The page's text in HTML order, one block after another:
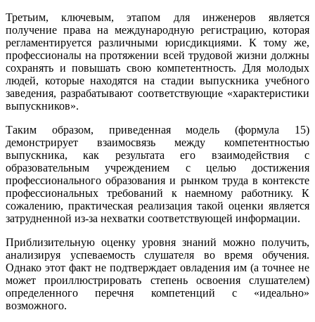
Третьим, ключевым, этапом для инженеров является
получение права на международную регистрацию, которая
регламентируется различными юрисдикциями. К тому же,
профессионалы на протяжении всей трудовой жизни должны
сохранять и повышать свою компетентность. Для молодых
людей, которые находятся на стадии выпускника учебного
заведения, разрабатывают соответствующие «характеристики
выпускников».
Таким образом, приведенная модель (формула 15)
демонстрирует взаимосвязь между компетентностью
выпускника, как результата его взаимодействия с
образовательным учреждением с целью достижения
профессионального образования и рынком труда в контексте
профессиональных требований к наемному работнику. К
сожалению, практическая реализация такой оценки является
затрудненной из-за нехватки соответствующей информации.
Приблизительную оценку уровня знаний можно получить,
анализируя успеваемость слушателя во время обучения.
Однако этот факт не подтверждает овладения им (а точнее не
может проиллюстрировать степень освоения слушателем)
определенного перечня компетенций с «идеально»
возможного.